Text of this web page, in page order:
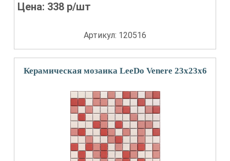
Цена: 338 р/шт
Артикул: 120516
Керамическая мозаика LeeDo Venere 23x23x6